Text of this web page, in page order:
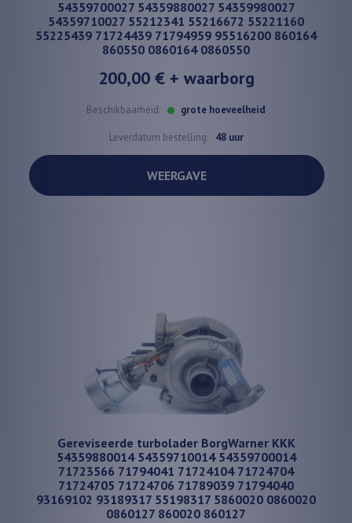
54359700027 54359880027 54359980027
54359710027 55212341 55216672 55221160
55225439 71724439 71794959 95516200 860164
860550 0860164 0860550
200,00 €+ waarborg
Beschikbaarheid: grote hoeveelheid
Leverdatum bestelling: 48 uur
WEERGAVE
Gereviseerde turbolader BorgWarner KKK
54359880014 54359710014 54359700014
71723566 71794041 71724104 71724704
71724705 71724706 71789039 71794040
93169102 93189317 55198317 5860020 0860020
0860127 860020 860127